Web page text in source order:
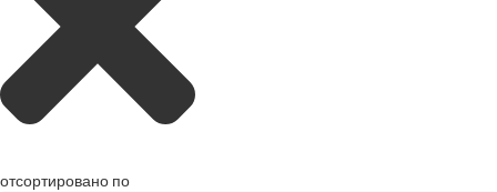
отсортировано по